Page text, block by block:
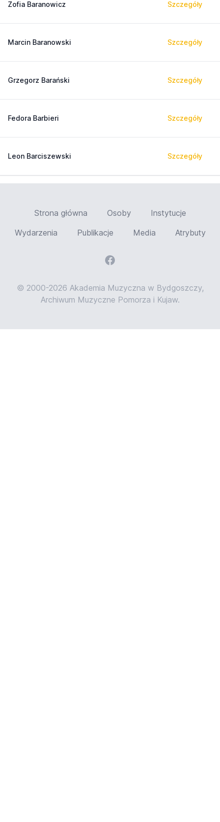
Zofia Baranowicz Szczegóły
Marcin Baranowski Szczegóły
Grzegorz Barański Szczegóły
Fedora Barbieri Szczegóły
Leon Barciszewski Szczegóły
Strona główna Osoby
Instytucje
Wydarzenia
Publikacje Media Atrybuty
© 2000-2026 Akademia Muzyczna w Bydgoszczy,
Archiwum Muzyczne Pomorza i Kujaw.